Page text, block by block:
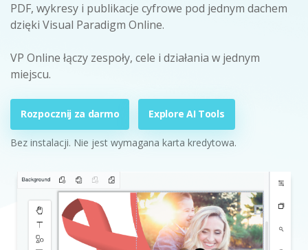
PDF, wykresy i publikacje cyfrowe pod jednym dachem
dzięki Visual Paradigm Online.
VP Online łączy zespoły, cele i działania w jednym
miejscu.
Rozpocznij za darmo Explore AI Tools
Bez instalacji. Nie jest wymagana karta kredytowa.